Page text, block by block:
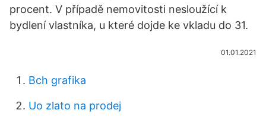
procent. V případě nemovitosti nesloužící k
bydlení vlastníka, u které dojde ke vkladu do 31.
01.01.2021
Bch grafika
Uo zlato na prodej